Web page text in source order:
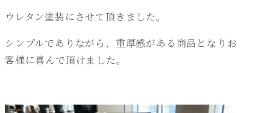
ウレタン塗装にさせて頂きました。
シンプルでありながら、重厚感がある商品となりお
客様に喜んで頂けました。